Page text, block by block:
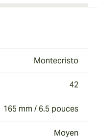
Montecristo
42
165 mm / 6.5 pouces
Moyen